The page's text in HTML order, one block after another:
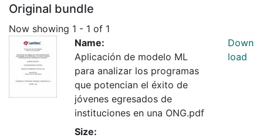
Original bundle
Now showing 1 - 1 of 1
Name:
Aplicación de modelo ML
para analizar los programas
que potencian el éxito de
jóvenes egresados de
instituciones en una ONG.pdf
Size:
Down
load